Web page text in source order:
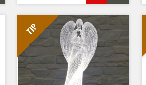
4: S napájecím adaptérem USB jej můžete
připojit k domácí zásuvce nebo k portu
USB počítače. Možnost vložení baterií.
5: Úspora energie. Výkon: 0.012kw.h / 24
hodin, Životnost LED: 50000 hodin
7: Tato lampa může být umístěna v ložnici,
dětském pokoji, obývacím pokoji, baru,
obchodě, kavárně, restauraci atd jako
dekorativní světlo.
TIP